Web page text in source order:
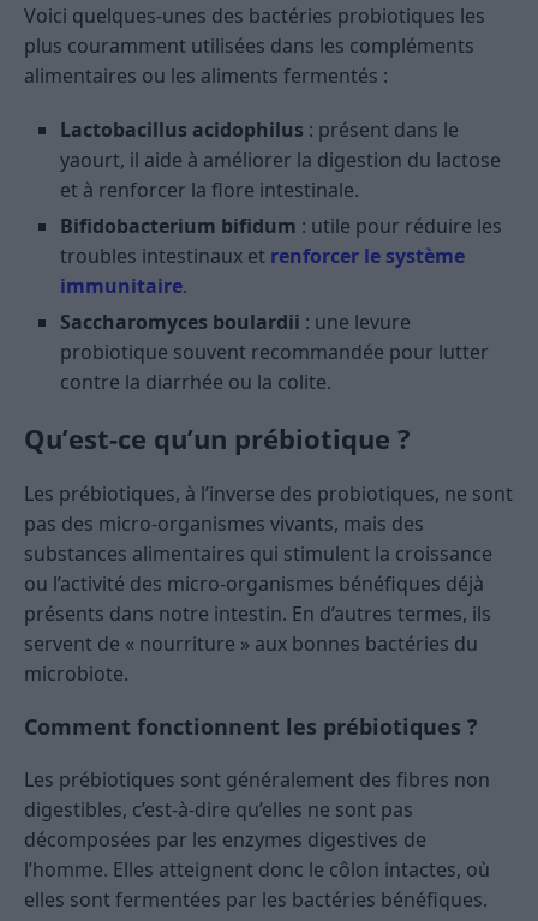
Voici quelques-unes des bactéries probiotiques les
plus couramment utilisées dans les compléments
alimentaires ou les aliments fermentés :
Lactobacillus acidophilus : présent dans le
yaourt, il aide à améliorer la digestion du lactose
et à renforcer la flore intestinale.
Bifidobacterium bifidum : utile pour réduire les
troubles intestinaux et renforcer le système
immunitaire.
Saccharomyces boulardii : une levure
probiotique souvent recommandée pour lutter
contre la diarrhée ou la colite.
Qu’est-ce qu’un prébiotique ?
Les prébiotiques, à l’inverse des probiotiques, ne sont
pas des micro-organismes vivants, mais des
substances alimentaires qui stimulent la croissance
ou l’activité des micro-organismes bénéfiques déjà
présents dans notre intestin. En d’autres termes, ils
servent de « nourriture » aux bonnes bactéries du
microbiote.
Comment fonctionnent les prébiotiques ?
Les prébiotiques sont généralement des fibres non
digestibles, c’est-à-dire qu’elles ne sont pas
décomposées par les enzymes digestives de
l’homme. Elles atteignent donc le côlon intactes, où
elles sont fermentées par les bactéries bénéfiques.